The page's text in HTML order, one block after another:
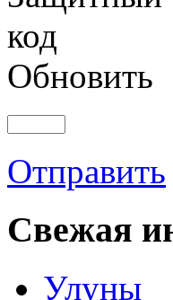
Обновить
Отправить
Свежая
Улуны